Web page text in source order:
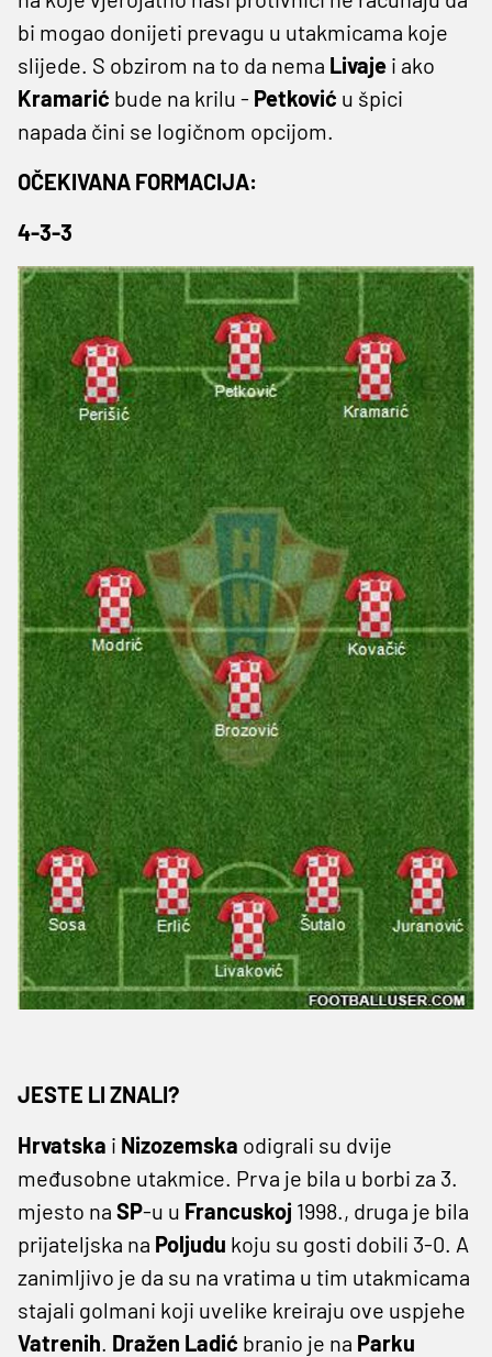
bi mogao donijeti prevagu u utakmicama koje
slijede. S obzirom na to da nema Livaje i ako
Kramarić bude na krilu - Petković u špici
napada čini se logičnom opcijom.
OČEKIVANA FORMACIJA:
4-3-3
JESTE LI ZNALI?
Hrvatska i Nizozemska odigrali su dvije
međusobne utakmice. Prva je bila u borbi za 3.
mjesto na SP-u u Francuskoj 1998., druga je bila
prijateljska na Poljudu koju su gosti dobili 3-0. A
zanimljivo je da su na vratima u tim utakmicama
stajali golmani koji uvelike kreiraju ove uspjehe
Vatrenih Dražen Ladić branio je na Parku